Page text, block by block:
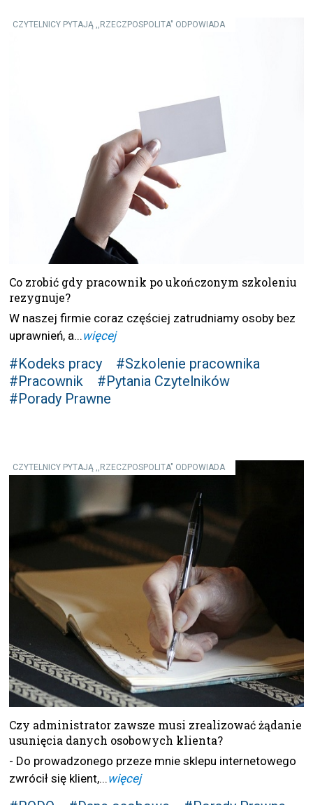
CZYTELNICY PYTAJĄ ,,RZECZPOSPOLITA" ODPOWIADA
Co zrobić gdy pracownik po ukończonym szkoleniu
rezygnuje?
W naszej firmie coraz częściej zatrudniamy osoby bez
uprawnień, a... więcej
#Kodeks pracy
#Szkolenie pracownika
#Pracownik
#Pytania Czytelników
#Porady Prawne
CZYTELNICY PYTAJĄ ,,RZECZPOSPOLITA" ODPOWIADA
Czy administrator zawsze musi zrealizować żądanie
usunięcia danych osobowych klienta?
- Do prowadzonego przeze mnie sklepu internetowego
zwrócił się klient,... więcej